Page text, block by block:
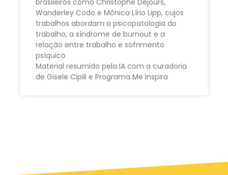
brasileiros como Christophe Dejours,
Wanderley Codo e Mônica Lírio Lipp, cujos
trabalhos abordam a psicopatologia do
trabalho, a síndrome de burnout e a
relação entre trabalho e sofrimento
psíquico
Material resumido pela IA com a curadoria
de Gisele Cipili e Programa Me Inspira